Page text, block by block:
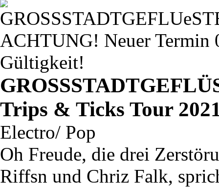
ACHTUNG! Neuer Termin
Gültigkeit!
Trips & Ticks Tour
Electro/ Pop
Oh Freude, die drei
Riffsn und Chriz Falk,